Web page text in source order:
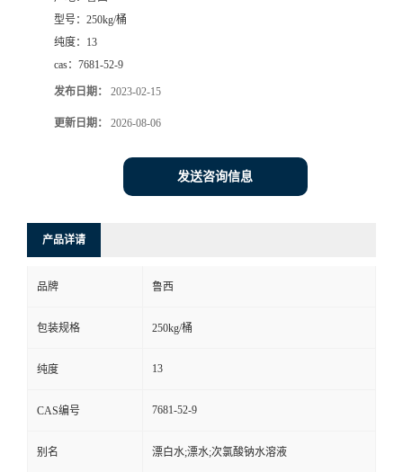
型号： 250kg/桶
纯度： 13
cas： 7681-52-9
发布日期： 2023-02-15
更新日期： 2026-08-06
发送咨询信息
产品详请
品牌 鲁西
包装规格 250kg/桶
纯度 13
CAS编号 7681-52-9
别名 漂白水;漂水;次氯酸钠水溶液